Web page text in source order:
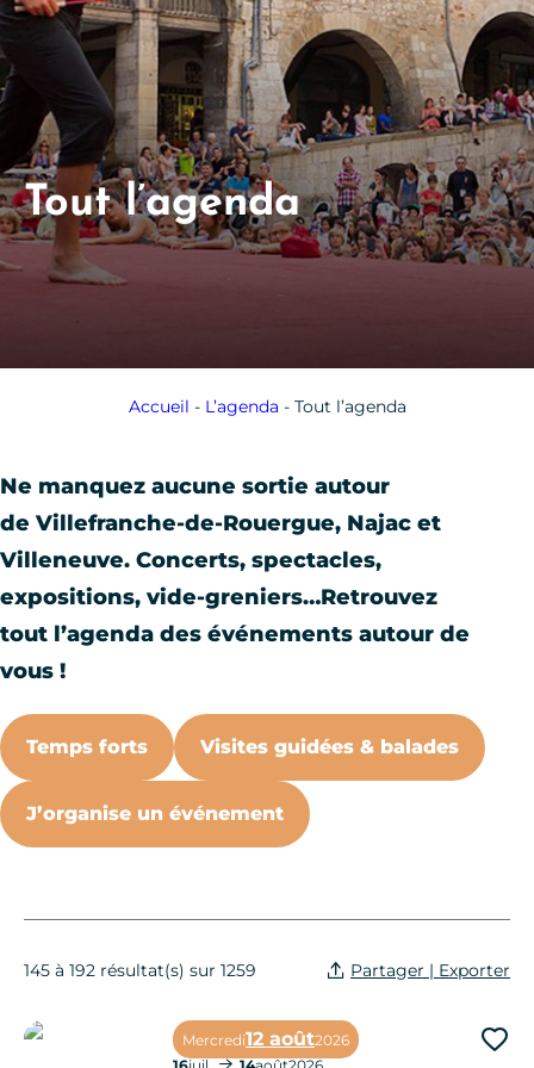
Tout l’agenda
Accueil - L’agenda - Tout l’agenda
Ne manquez aucune sortie autour
de Villefranche-de-Rouergue, Najac et
Villeneuve. Concerts, spectacles,
expositions, vide-greniers…Retrouvez
tout l’agenda des événements autour de
vous !
Temps forts Visites guidées & balades
J’organise un événement
145 à 192 résultat(s) sur 1259 Partager | Exporter
Mercredi12 août2026